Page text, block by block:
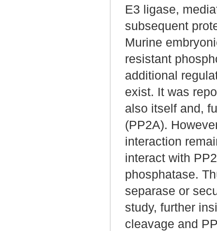
E3 ligase,
subsequent
Murine
resistant
additional
exist. It was
also itself and,
(PP2A).
interaction
interact with
phosphatase.
separase or
study, further
cleavage and